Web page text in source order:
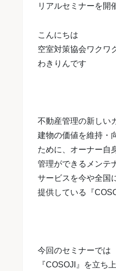
リアルセミナーを開
こんにちは
空室対策協会ワクワ
わきりんです
不動産管理の新しい
建物の価値を維持・
ために、 オーナー自
管理ができる メンテ
サービスを今や全国
提供している『
今回のセミナーでは
『COSOJI』を立ち